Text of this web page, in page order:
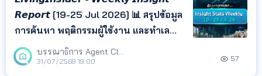
𝙍𝙚𝙥𝙤𝙧𝙩 [19-25 Jul 2026] 📊 สรุปข้อมูล
การค้นหา พฤติกรรมผู้ใช้งาน และทำเล
ยอดนิยม จาก LivingInsider พร้อม
Insight ที่สะท้อนความสนใจของผู้ค้นหา
บรรณาธิการ Agent Club
31/07/2569 19:00 57